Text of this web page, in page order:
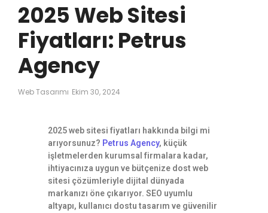
2025 Web Sitesi
Fiyatları: Petrus
Agency
Web Tasarımı Ekim 30, 2024
2025 web sitesi fiyatları hakkında bilgi mi
arıyorsunuz? Petrus Agency, küçük
işletmelerden kurumsal firmalara kadar,
ihtiyacınıza uygun ve bütçenize dost web
sitesi çözümleriyle dijital dünyada
markanızı öne çıkarıyor. SEO uyumlu
altyapı, kullanıcı dostu tasarım ve güvenilir